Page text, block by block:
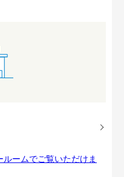
ームでご覧いただけま